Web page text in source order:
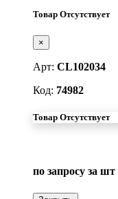
Товар Отсутствует
×
Арт: CL102034
Код: 74982
Товар Отсутствует
по запросу за шт